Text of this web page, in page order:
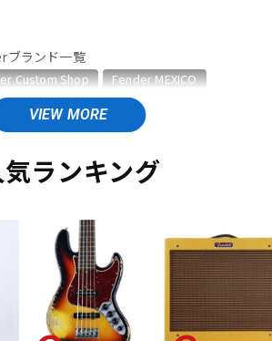
パーカッション
電子ピアノ
その他楽器
エフェクター
ブランド一覧
Custom Shop
Fender MEXICO
Fender Standard Series
Fender Japan
スター・TLタイプ
スター・JMタイプ
・JGタイプ
グ・MGタイプ
Vintage II
Ultra
ランキング